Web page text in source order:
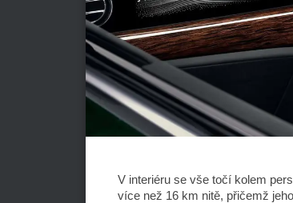
V interiéru se vše točí kolem
více než 16 km nitě, přičemž